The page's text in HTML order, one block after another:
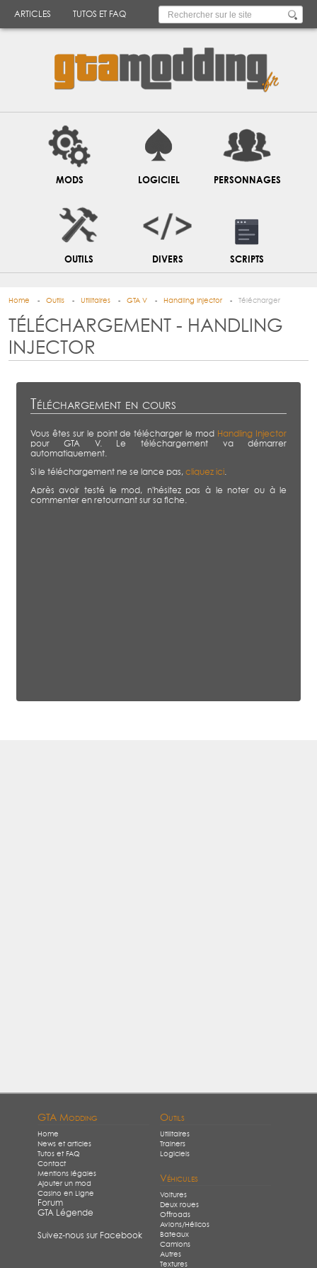
ARTICLES TUTOS ET FAQ
MODS LOGICIEL PERSONNAGES
OUTILS DIVERS SCRIPTS
Home Outils Utilitaires GTA V Handling Injector Télécharger
TÉLÉCHARGEMENT - HANDLING
INJECTOR
Téléchargement en cours
Vous êtes sur le point de télécharger le mod Handling Injector
pour GTA V. Le téléchargement va démarrer
automatiquement.
Si le téléchargement ne se lance pas, cliquez ici.
Après avoir testé le mod, n'hésitez pas à le noter ou à le
commenter en retournant sur sa fiche.
GTA Modding
Home
News et articles
Tutos et FAQ
Contact
Mentions légales
Ajouter un mod
Casino en Ligne
Forum
GTA Légende
Suivez-nous sur Facebook
Outils
Utilitaires
Trainers
Logiciels
Véhicules
Voitures
Deux roues
Offroads
Avions/Hélicos
Bateaux
Camions
Autres
Textures